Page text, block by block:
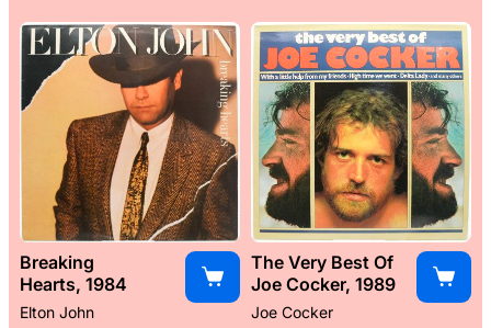
Breaking
Hearts, 1984
Elton John
The Very Best Of
Joe Cocker, 1989
Joe Cocker